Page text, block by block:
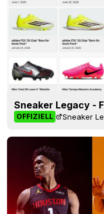
Sneaker Legacy -
OFFIZIELL Sneaker